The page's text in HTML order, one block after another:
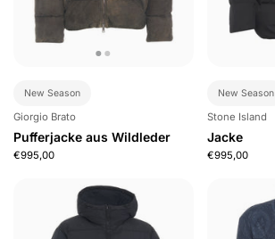
New Season
Giorgio Brato
Pufferjacke aus Wildleder
€995,00
New Season
Stone Island
Jacke
€995,00